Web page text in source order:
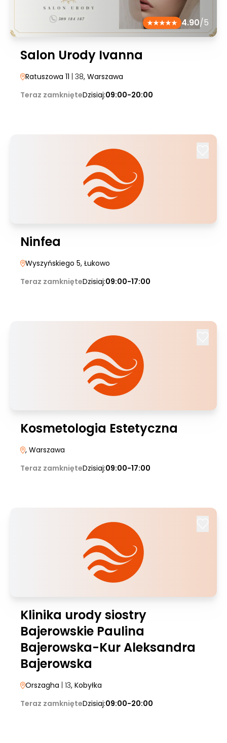
4.90/5
Salon Urody Ivanna
Ratuszowa 11 | 38, Warszawa
Teraz zamknięteDzisiaj:09:00-20:00
Ninfea
Wyszyńskiego 5, Łukowo
Teraz zamknięteDzisiaj:09:00-17:00
Kosmetologia Estetyczna
, Warszawa
Teraz zamknięteDzisiaj:09:00-17:00
Klinika urody siostry
Bajerowskie Paulina
Bajerowska-Kur Aleksandra
Bajerowska
Orszagha | 13, Kobyłka
Teraz zamknięteDzisiaj:09:00-20:00